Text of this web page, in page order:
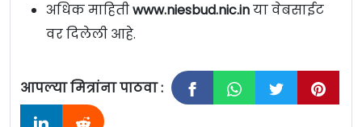
अधिक माहितीwww.niesbud.nic.inया वेबसाईट
वर दिलेली आहे.
आपल्या मित्रांना पाठवा :